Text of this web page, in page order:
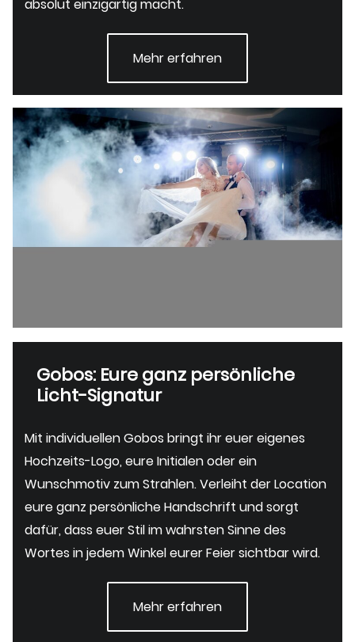
absolut einzigartig macht.
Mehr erfahren
Gobos: Eure ganz persönliche
Licht-Signatur
Mit individuellen Gobos bringt ihr euer eigenes
Hochzeits-Logo, eure Initialen oder ein
Wunschmotiv zum Strahlen. Verleiht der Location
eure ganz persönliche Handschrift und sorgt
dafür, dass euer Stil im wahrsten Sinne des
Wortes in jedem Winkel eurer Feier sichtbar wird.
Mehr erfahren